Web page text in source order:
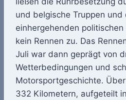
und belgische Truppen und
einhergehenden
kein Rennen zu. Das
Juli war dann geprägt von
Wetterbedingungen und
Motorsportgeschichte.
332 Kilometern, aufgeteilt